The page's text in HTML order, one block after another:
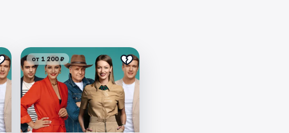
от 1 200 ₽